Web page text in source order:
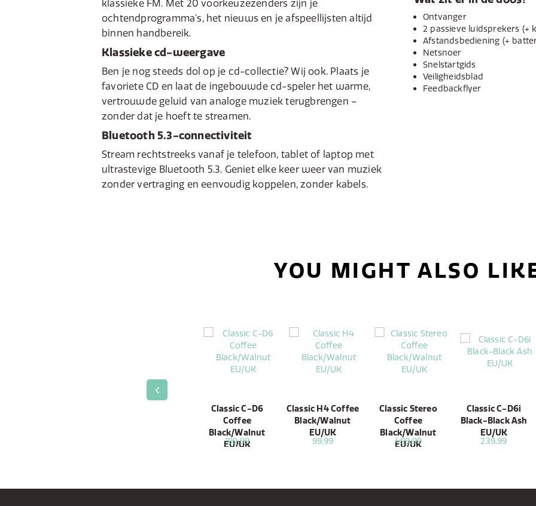
klassieke FM. Met 20 voorkeuzezenders zijn je
ochtendprogramma's, het nieuws en je afspeellijsten altijd
binnen handbereik.
Klassieke cd-weergave
Ben je nog steeds dol op je cd-collectie? Wij ook. Plaats je
favoriete CD en laat de ingebouwde cd-speler het warme,
vertrouwde geluid van analoge muziek terugbrengen –
zonder dat je hoeft te streamen.
Bluetooth 5.3-connectiviteit
Stream rechtstreeks vanaf je telefoon, tablet of laptop met
ultrastevige Bluetooth 5.3. Geniet elke keer weer van muziek
zonder vertraging en eenvoudig koppelen, zonder kabels.
Ontvanger
2 passieve luidsprekers (+
Afstandsbediening (+
Netsnoer
Snelstartgids
Veiligheidsblad
Feedbackflyer
YOU MIGHT ALSO
Classic C-D6
Coffee
Black/Walnut
EU/UK
199,99
Classic H4 Coffee
Black/Walnut
EU/UK
99,99
Classic Stereo
Coffee
Black/Walnut
EU/UK
499,99
Classic C-D6i
Black-Black Ash
EU/UK
239,99